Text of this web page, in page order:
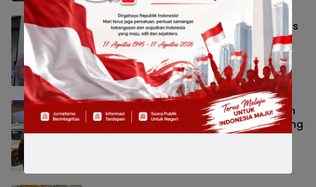
ParagonCorp Perkuat Riset Multi-Omics
untuk Hadirkan Inovasi Beauty yang
Lebih Relevan bagi Masyarakat
Indonesia
Nasional 8 Agustus 2026 13:53
GIIAS Education Day 2026 Ajak Ratusan
Pelajar Mengenal Teknologi dan Peluang
Karier Industri Otomotif